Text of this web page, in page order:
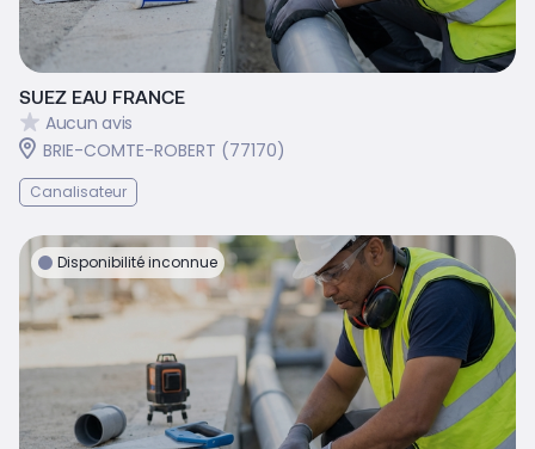
SUEZ EAU FRANCE
Aucun avis
BRIE-COMTE-ROBERT (77170)
Canalisateur
Disponibilité inconnue